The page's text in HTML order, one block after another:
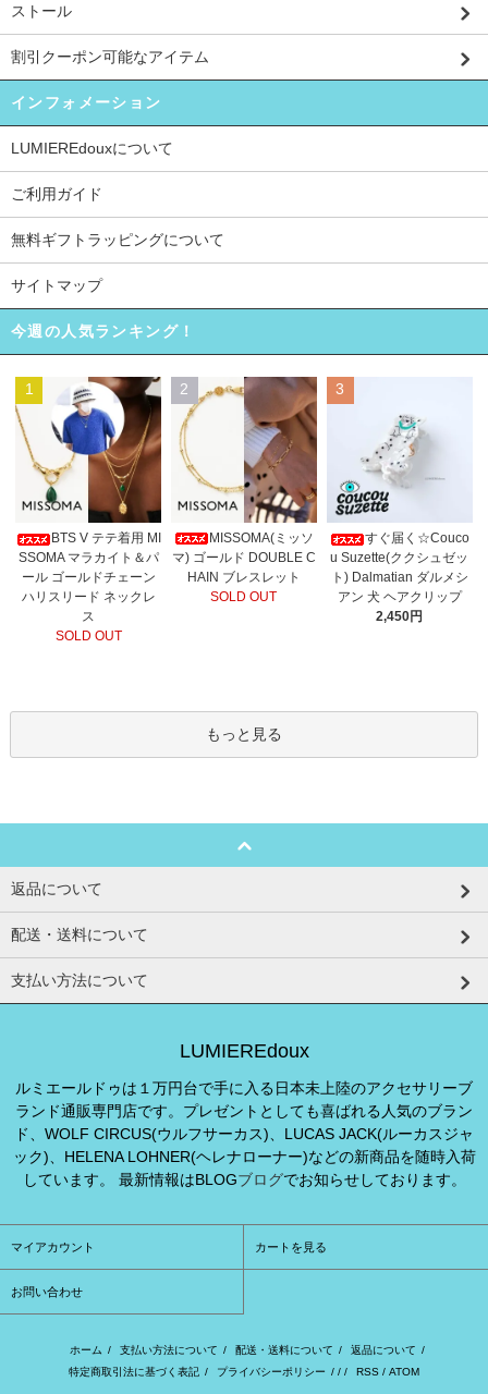
ストール
割引クーポン可能なアイテム
インフォメーション
LUMIEREdouxについて
ご利用ガイド
無料ギフトラッピングについて
サイトマップ
今週の人気ランキング！
1
BTS V テテ着用 MI
SSOMA マラカイト＆パ
ール ゴールドチェーン
ハリスリード ネックレ
ス
SOLD OUT
2
MISSOMA(ミッソ
マ) ゴールド DOUBLE C
HAIN ブレスレット
SOLD OUT
3
すぐ届く☆Couco
u Suzette(ククシュゼッ
ト) Dalmatian ダルメシ
アン 犬 ヘアクリップ
2,450円
もっと見る
返品について
配送・送料について
支払い方法について
LUMIEREdoux
ルミエールドゥは１万円台で手に入る日本未上陸のアクセサリーブ
ランド通販専門店です。プレゼントとしても喜ばれる人気のブラン
ド、WOLF CIRCUS(ウルフサーカス)、LUCAS JACK(ルーカスジャ
ック)、HELENA LOHNER(ヘレナローナー)などの新商品を随時入荷
しています。 最新情報はBLOGブログでお知らせしております。
マイアカウント カートを見る
お問い合わせ
ホーム / 支払い方法について / 配送・送料について / 返品について /
特定商取引法に基づく表記 / プライバシーポリシー / / / RSS / ATOM